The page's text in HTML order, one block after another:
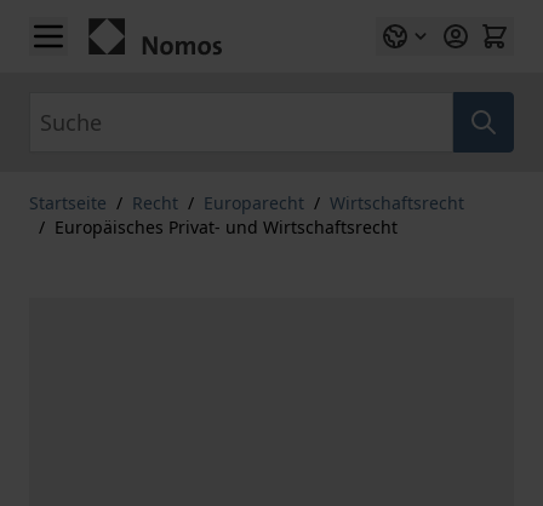
Zum Inhalt springen
Startseite / Recht / Europarecht / Wirtschaftsrecht
/ Europäisches Privat- und Wirtschaftsrecht